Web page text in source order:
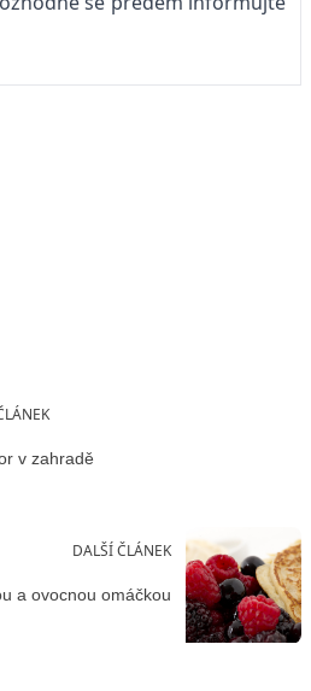
v zahradě
DALŠÍ ČLÁNEK
a ovocnou omáčkou